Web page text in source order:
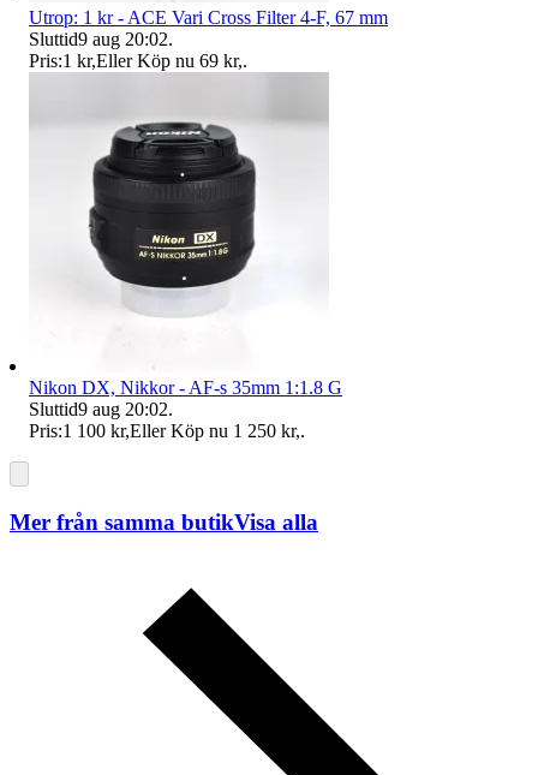
Utrop: 1 kr - ACE Vari Cross Filter 4-F, 67 mm
Sluttid9 aug 20:02.
Pris:1 kr,Eller Köp nu 69 kr,.
Nikon DX, Nikkor - AF-s 35mm 1:1.8 G
Sluttid9 aug 20:02.
Pris:1 100 kr,Eller Köp nu 1 250 kr,.
Mer från samma butikVisa alla